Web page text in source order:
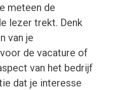
meteen de
lezer trekt. Denk
van je
de vacature of
van het bedrijf
dat je interesse